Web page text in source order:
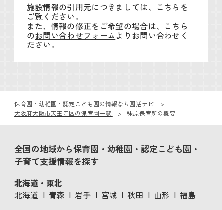
施設情報の引用元につきましては、 こちら を
ご覧ください。
また、情報の修正をご希望の場合は、こちら
のお問い合わせフォームよりお問い合わせく
ださい。
保育園・幼稚園・認定こども園の情報なら園活ナビ
大阪府大阪市天王寺区の保育園一覧
味原保育所の概要
全国の地域から保育園・幼稚園・認定こども園・
子育て支援情報を探す
北海道・東北
北海道
青森 岩手 宮城 秋田 山形
福島